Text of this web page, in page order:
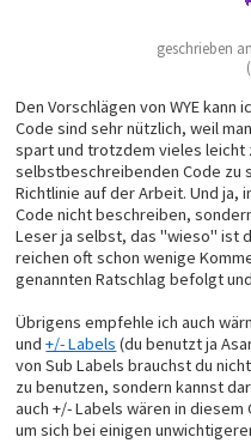
geschrieben
(
Den Vorschlägen von WYE kann
Code sind sehr nützlich, weil
spart und trotzdem vieles leicht
selbstbeschreibenden Code zu
Richtlinie auf der Arbeit. Und ja,
Code nicht beschreiben,
Leser ja selbst, das "wieso" ist
reichen oft schon wenige
genannten Ratschlag befolgt
Übrigens empfehle ich auch
und+/- Labels (du benutzt ja
von Sub Labels brauchst du
zu benutzen, sondern kannst
auch +/- Labels wären in
um sich bei einigen